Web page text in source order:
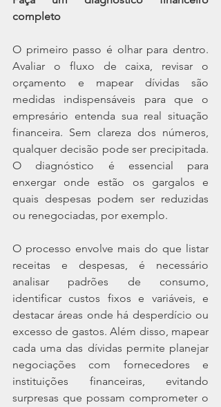
completo
O primeiro passo é olhar para dentro.
Avaliar o fluxo de caixa, revisar o
orçamento e mapear dívidas são
medidas indispensáveis para que o
empresário entenda sua real situação
financeira. Sem clareza dos números,
qualquer decisão pode ser precipitada.
O diagnóstico é essencial para
enxergar onde estão os gargalos e
quais despesas podem ser reduzidas
ou renegociadas, por exemplo.
O processo envolve mais do que listar
receitas e despesas, é necessário
analisar padrões de consumo,
identificar custos fixos e variáveis, e
destacar áreas onde há desperdício ou
excesso de gastos. Além disso, mapear
cada uma das dívidas permite planejar
negociações com fornecedores e
instituições financeiras, evitando
surpresas que possam comprometer o